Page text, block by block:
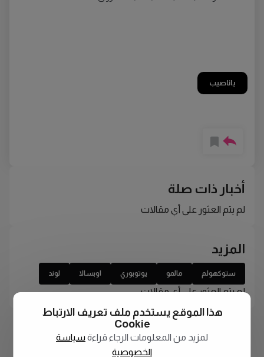
ياناصيب
أخبار ذات صلة
لم يتم العثور على أي مقالات
المزيد
ستوكهولم مالمو يوتوبوري اوبسالا لوند
لم يتم العثور على أي مقالات
هذا الموقع يستخدم ملف تعريف الارتباط
Cookie
لمزيد من المعلومات الرجاء قراءة سياسة
الخصوصية